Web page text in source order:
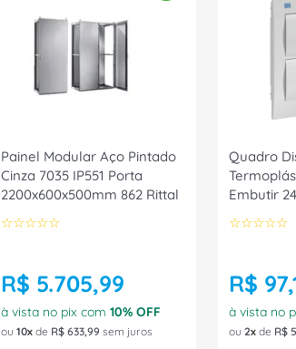
Painel Modular Aço Pintado
Cinza 7035 IP551 Porta
2200x600x500mm 862 Rittal
☆☆☆☆☆
R$ 5.705,99
à vista no pix com 10% OFF
ou 10 de R$ 633,99 sem juros
Quadro
Embutir
☆☆☆☆☆
R$ 97,
à vista no
ou 2 de R$